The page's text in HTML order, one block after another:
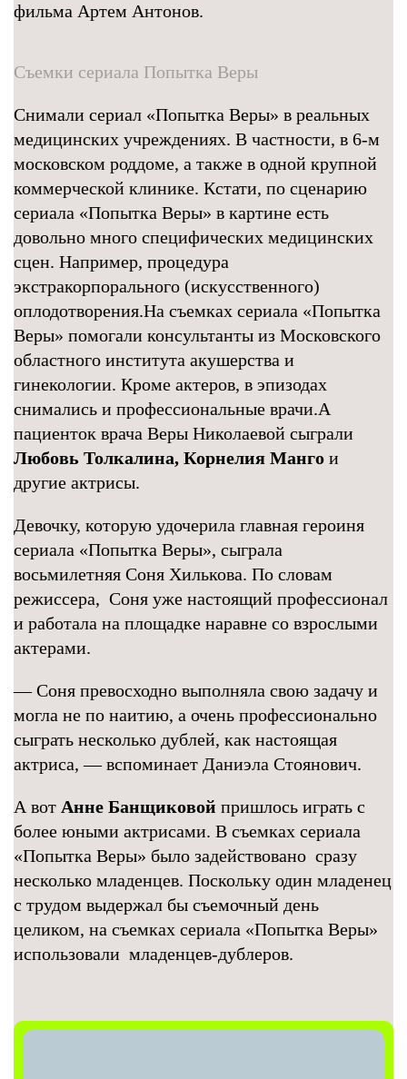
фильма Артем Антонов.
Съемки сериала Попытка Веры
Снимали сериал «Попытка Веры» в реальных
медицинских учреждениях. В частности, в 6-м
московском роддоме, а также в одной крупной
коммерческой клинике. Кстати, по сценарию
сериала «Попытка Веры» в картине есть
довольно много специфических медицинских
сцен. Например, процедура
экстракорпорального (искусственного)
оплодотворения.На съемках сериала «Попытка
Веры» помогали консультанты из Московского
областного института акушерства и
гинекологии. Кроме актеров, в эпизодах
снимались и профессиональные врачи.А
пациенток врача Веры Николаевой сыграли
Любовь Толкалина, Корнелия Манго и
другие актрисы.
Девочку, которую удочерила главная героиня
сериала «Попытка Веры», сыграла
восьмилетняя Соня Хилькова. По словам
режиссера, Соня уже настоящий профессионал
и работала на площадке наравне со взрослыми
актерами.
— Соня превосходно выполняла свою задачу и
могла не по наитию, а очень профессионально
сыграть несколько дублей, как настоящая
актриса, — вспоминает Даниэла Стоянович.
А вот Анне Банщиковой пришлось играть с
более юными актрисами. В съемках сериала
«Попытка Веры» было задействовано сразу
несколько младенцев. Поскольку один младенец
с трудом выдержал бы съемочный день
целиком, на съемках сериала «Попытка Веры»
использовали младенцев-дублеров.